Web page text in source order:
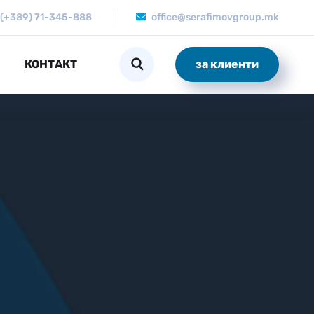
(+389) 71-345-888 office@serafimovgroup.mk
КОНТАКТ за клиенти